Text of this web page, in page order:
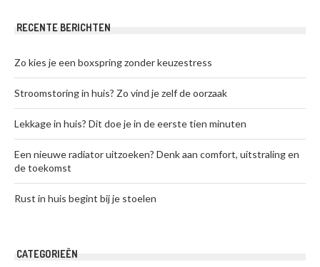
RECENTE BERICHTEN
Zo kies je een boxspring zonder keuzestress
Stroomstoring in huis? Zo vind je zelf de oorzaak
Lekkage in huis? Dit doe je in de eerste tien minuten
Een nieuwe radiator uitzoeken? Denk aan comfort, uitstraling en
de toekomst
Rust in huis begint bij je stoelen
CATEGORIEËN